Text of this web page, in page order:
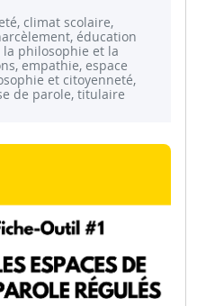
climat scolaire,
éducation
la philosophie et la
empathie, espace
et citoyenneté,
de parole, titulaire